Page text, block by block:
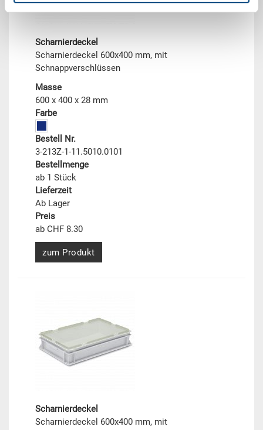
Scharnierdeckel
Scharnierdeckel 600x400 mm, mit
Schnappverschlüssen
Masse
600 x 400 x 28 mm
Farbe
Bestell Nr.
3-213Z-1-11.5010.0101
Bestellmenge
ab 1 Stück
Lieferzeit
Ab Lager
Preis
ab CHF 8.30
zum Produkt
Scharnierdeckel
Scharnierdeckel 600x400 mm, mit